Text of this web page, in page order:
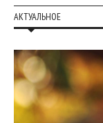
АКТУАЛЬНОЕ